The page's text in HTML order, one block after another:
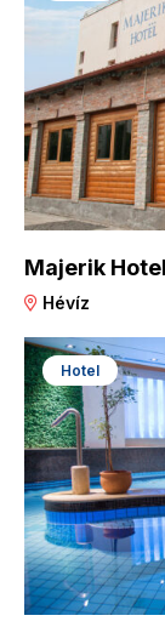
Majerik
Hévíz
Hotel